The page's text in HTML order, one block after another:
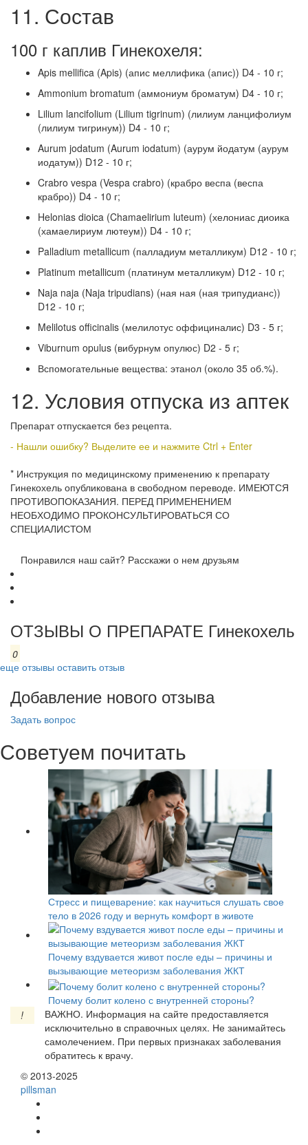
11. Состав
100 г каплив Гинекохеля:
Apis mellifica (Apis) (апис меллифика (апис)) D4 - 10 г;
Ammonium bromatum (аммониум броматум) D4 - 10 г;
Lilium lancifolium (Lilium tigrinum) (лилиум ланцифолиум
(лилиум тигринум)) D4 - 10 г;
Aurum jodatum (Aurum iodatum) (аурум йодатум (аурум
иодатум)) D12 - 10 г;
Crabro vespa (Vespa crabro) (крабро веспа (веспа
крабро)) D4 - 10 г;
Helonias dioica (Chamaelirium luteum) (хелониас диоика
(хамаелириум лютеум)) D4 - 10 г;
Palladium metallicum (палладиум металликум) D12 - 10 г;
Platinum metallicum (платинум металликум) D12 - 10 г;
Naja naja (Naja tripudians) (ная ная (ная трипудианс))
D12 - 10 г;
Melilotus officinalis (мелилотус оффициналис) D3 - 5 г;
Viburnum opulus (вибурнум опулюс) D2 - 5 г;
Вспомогательные вещества: этанол (около 35 об.%).
12. Условия отпуска из аптек
Препарат отпускается без рецепта.
- Нашли ошибку? Выделите ее и нажмите Ctrl + Enter
* Инструкция по медицинскому применению к препарату
Гинекохель опубликована в свободном переводе. ИМЕЮТСЯ
ПРОТИВОПОКАЗАНИЯ. ПЕРЕД ПРИМЕНЕНИЕМ
НЕОБХОДИМО ПРОКОНСУЛЬТИРОВАТЬСЯ СО
СПЕЦИАЛИСТОМ
Понравился наш сайт? Расскажи о нем друзьям
ОТЗЫВЫ О ПРЕПАРАТЕ Гинекохель
0
еще отзывы оставить отзыв
Добавление нового отзыва
Задать вопрос
Советуем почитать
Стресс и пищеварение: как научиться слушать свое
тело в 2026 году и вернуть комфорт в животе
Почему вздувается живот после еды – причины и
вызывающие метеоризм заболевания ЖКТ
Почему болит колено с внутренней стороны?
!
ВАЖНО. Информация на сайте предоставляется
исключительно в справочных целях. Не занимайтесь
самолечением. При первых признаках заболевания
обратитесь к врачу.
© 2013-2025
pillsman